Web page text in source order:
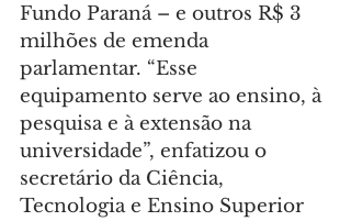
Fundo Paraná – e outros R$ 3
milhões de emenda
parlamentar. “Esse
equipamento serve ao ensino, à
pesquisa e à extensão na
universidade”, enfatizou o
secretário da Ciência,
Tecnologia e Ensino Superior